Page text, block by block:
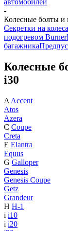
автомобилей
-
Колесные болты и
Секретки на колеса
подогревом Burner
багажника
Колесные
i30
A Accent
Atos
Azera
C Coupe
Creta
E Elantra
Equus
G Galloper
Genesis
Genesis Coupe
Getz
Grandeur
H H-1
i i10
i i20